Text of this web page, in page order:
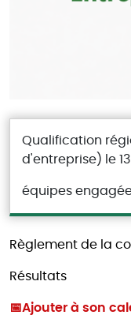
Qualification
d'entreprise) le
équipes
Règlement de la
Résultats
📅Ajouter à son